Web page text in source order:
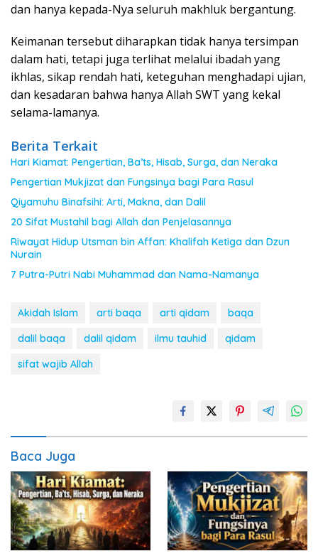
dan hanya kepada-Nya seluruh makhluk bergantung.
Keimanan tersebut diharapkan tidak hanya tersimpan
dalam hati, tetapi juga terlihat melalui ibadah yang
ikhlas, sikap rendah hati, keteguhan menghadapi ujian,
dan kesadaran bahwa hanya Allah SWT yang kekal
selama-lamanya.
Berita Terkait
Hari Kiamat: Pengertian, Ba’ts, Hisab, Surga, dan Neraka
Pengertian Mukjizat dan Fungsinya bagi Para Rasul
Qiyamuhu Binafsihi: Arti, Makna, dan Dalil
20 Sifat Mustahil bagi Allah dan Penjelasannya
Riwayat Hidup Utsman bin Affan: Khalifah Ketiga dan Dzun
Nurain
7 Putra-Putri Nabi Muhammad dan Nama-Namanya
Akidah Islam arti baqa arti qidam
baqa
dalil baqa
dalil qidam ilmu tauhid
qidam
sifat wajib Allah
Baca Juga